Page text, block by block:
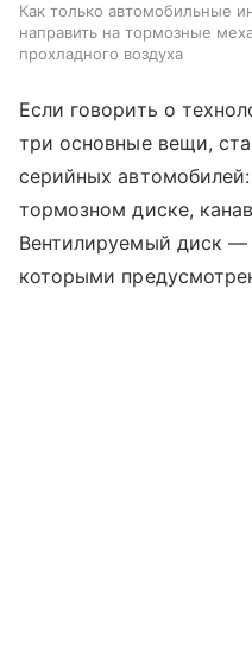
Как только автомобильные
направить на тормозные
прохладного воздуха
Если говорить о
три основные вещи,
серийных
тормозном диске,
Вентилируемый диск —
которыми